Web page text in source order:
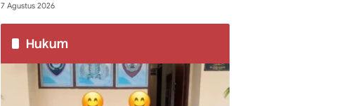
7 Agustus 2026
Hukum